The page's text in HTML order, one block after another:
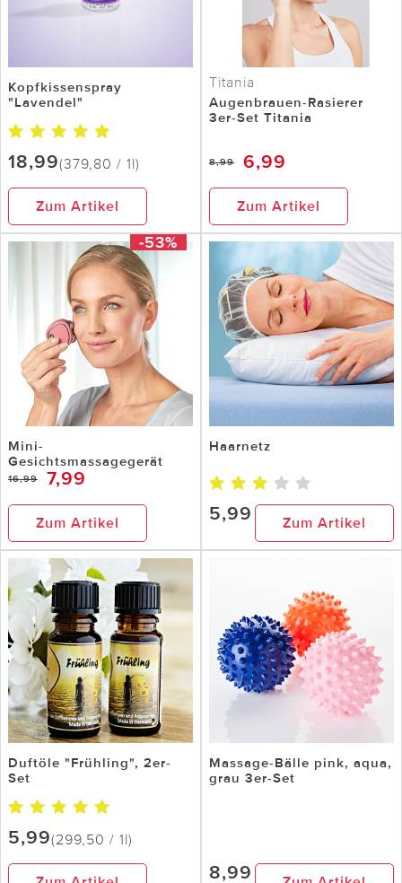
Kopfkissenspray
"Lavendel"
18,99(379,80 / 1l)
Zum Artikel
Titania
Augenbrauen-Rasierer
3er-Set Titania
8,99 6,99
Zum Artikel
-53%
Mini-
Gesichtsmassagegerät
16,99 7,99
Zum Artikel
Haarnetz
5,99 Zum Artikel
Duftöle "Frühling", 2er-
Set
5,99(299,50 / 1l)
Massage-Bälle pink, aqua,
grau 3er-Set
8,99